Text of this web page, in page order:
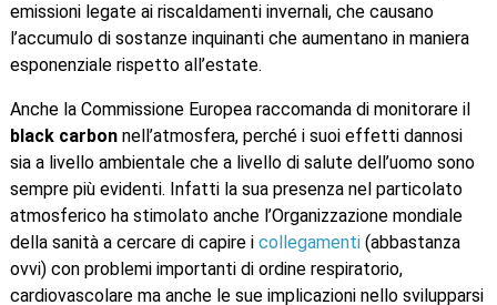
emissioni legate ai riscaldamenti invernali, che causano
l’accumulo di sostanze inquinanti che aumentano in maniera
esponenziale rispetto all’estate.
Anche la Commissione Europea raccomanda di monitorare il
black carbonnell’atmosfera, perché i suoi effetti dannosi
sia a livello ambientale che a livello di salute dell’uomo sono
sempre più evidenti. Infatti la sua presenza nel particolato
atmosferico ha stimolato anche l’Organizzazione mondiale
della sanità a cercare di capire i collegamenti(abbastanza
ovvi) con problemi importanti di ordine respiratorio,
cardiovascolare ma anche le sue implicazioni nello svilupparsi